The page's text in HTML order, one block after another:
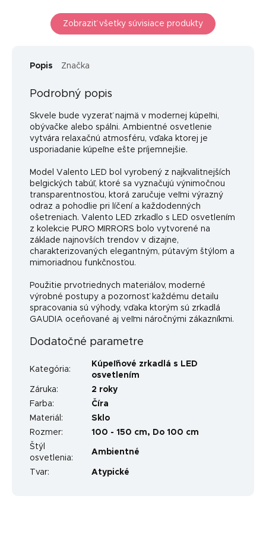
Zobraziť všetky súvisiace produkty
Popis Značka
Podrobný popis
Skvele bude vyzerať najmä v modernej kúpeľni,
obývačke alebo spálni. Ambientné osvetlenie
vytvára relaxačnú atmosféru, vďaka ktorej je
usporiadanie kúpeľne ešte príjemnejšie.
Model Valento LED bol vyrobený z najkvalitnejších
belgických tabúľ, ktoré sa vyznačujú výnimočnou
transparentnosťou, ktorá zaručuje veľmi výrazný
odraz a pohodlie pri líčení a každodenných
ošetreniach. Valento LED zrkadlo s LED osvetlením
z kolekcie PURO MIRRORS bolo vytvorené na
základe najnovších trendov v dizajne,
charakterizovaných elegantným, pútavým štýlom a
mimoriadnou funkčnosťou.
Použitie prvotriednych materiálov, moderné
výrobné postupy a pozornosť každému detailu
spracovania sú výhody, vďaka ktorým sú zrkadlá
GAUDIA oceňované aj veľmi náročnými zákazníkmi.
Dodatočné parametre
Kategória:
Kúpeľňové zrkadlá s LED
osvetlením
Záruka:
2 roky
Farba:
Číra
Materiál :
Sklo
Rozmer:
100 - 150 cm, Do 100 cm
Štýl
osvetlenia:
Ambientné
Tvar: Atypické